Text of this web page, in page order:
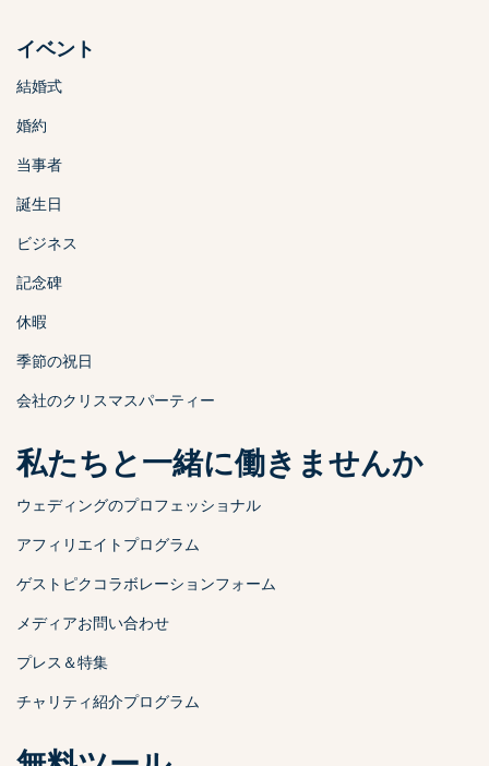
イベント
結婚式
婚約
当事者
誕生日
ビジネス
記念碑
休暇
季節の祝日
会社のクリスマスパーティー
私たちと一緒に働きませんか
ウェディングのプロフェッショナル
アフィリエイトプログラム
ゲストピクコラボレーションフォーム
メディアお問い合わせ
プレス＆特集
チャリティ紹介プログラム